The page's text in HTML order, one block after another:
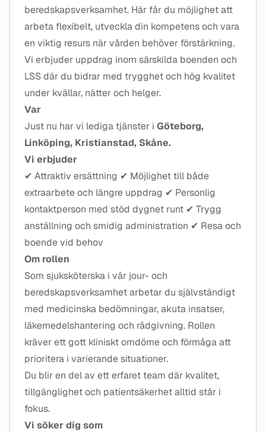
beredskapsverksamhet. Här får du möjlighet att
arbeta flexibelt, utveckla din kompetens och vara
en viktig resurs när vården behöver förstärkning.
Vi erbjuder uppdrag inom särskilda boenden och
LSS där du bidrar med trygghet och hög kvalitet
under kvällar, nätter och helger.
Var
Just nu har vi lediga tjänster i Göteborg,
Linköping, Kristianstad, Skåne.
Vi erbjuder
✔ Attraktiv ersättning ✔ Möjlighet till både
extraarbete och längre uppdrag ✔ Personlig
kontaktperson med stöd dygnet runt ✔ Trygg
anställning och smidig administration ✔ Resa och
boende vid behov
Om rollen
Som sjuksköterska i vår jour- och
beredskapsverksamhet arbetar du självständigt
med medicinska bedömningar, akuta insatser,
läkemedelshantering och rådgivning. Rollen
kräver ett gott kliniskt omdöme och förmåga att
prioritera i varierande situationer.
Du blir en del av ett erfaret team där kvalitet,
tillgänglighet och patientsäkerhet alltid står i
fokus.
Vi söker dig som